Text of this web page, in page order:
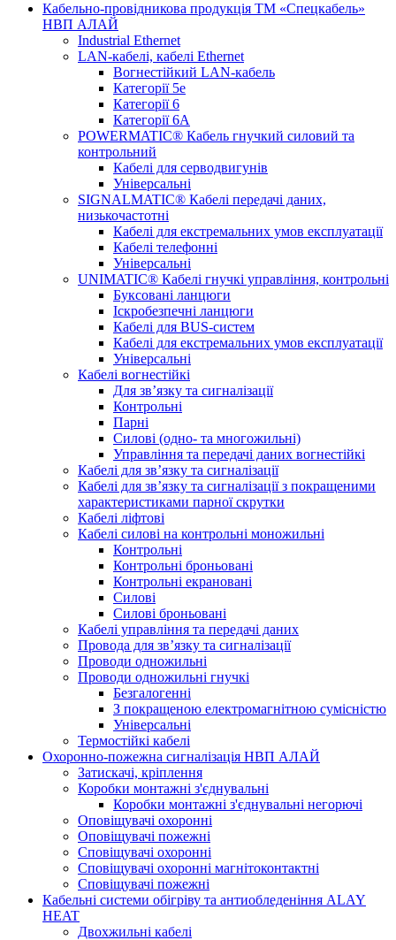
Кабельно-провідникова продукція ТМ «Спецкабель»
НВП АЛАЙ
Industrial Ethernet
LAN-кабелі, кабелі Ethernet
Вогнестійкий LAN-кабель
Категорії 5е
Категорії 6
Категорії 6А
POWERMATIC® Кабель гнучкий силовий та
контрольний
Кабелі для серводвигунів
Універсальні
SIGNALMATIC® Кабелі передачі даних,
низькочастотні
Кабелі для екстремальних умов експлуатації
Кабелі телефонні
Універсальні
UNIMATIC® Кабелі гнучкі управління, контрольні
Буксовані ланцюги
Іскробезпечні ланцюги
Кабелі для BUS-систем
Кабелі для екстремальних умов експлуатації
Універсальні
Кабелі вогнестійкі
Для зв’язку та сигналізації
Контрольні
Парні
Силові (одно- та многожильні)
Управління та передачі даних вогнестійкі
Кабелі для зв’язку та сигналізації
Кабелі для зв’язку та сигналізації з покращеними
характеристиками парної скрутки
Кабелі ліфтові
Кабелі силові на контрольні моножильні
Контрольні
Контрольні броньовані
Контрольні екрановані
Силові
Силові броньовані
Кабелі управління та передачі даних
Провода для зв’язку та сигналізації
Проводи одножильні
Проводи одножильні гнучкі
Безгалогенні
З покращеною електромагнітною сумісністю
Універсальні
Термостійкі кабелі
Охоронно-пожежна сигналізація НВП АЛАЙ
Затискачі, кріплення
Коробки монтажні з'єднувальні
Коробки монтажні з'єднувальні негорючі
Оповіщувачі охоронні
Оповіщувачі пожежні
Сповіщувачі охоронні
Сповіщувачі охоронні магнітоконтактні
Сповіщувачі пожежні
Кабельні системи обігріву та антиобледеніння ALAY
HEAT
Двохжильні кабелі